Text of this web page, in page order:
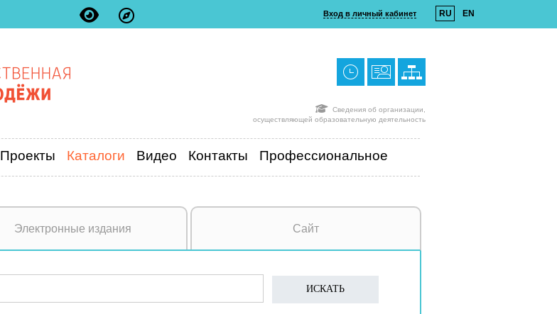
Вход в личный кабинет RU EN
Сведения об организации,
осуществляющей образовательную деятельность
Проекты Каталоги Видео Контакты Профессиональное
Электронные издания Сайт